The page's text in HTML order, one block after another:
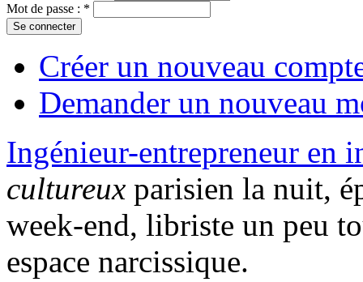
Mot de passe : *
Créer un nouveau
Demander un nouveau
Ingénieur-entrepreneur en
cultureux parisien la nuit,
week-end, libriste un peu
espace narcissique.